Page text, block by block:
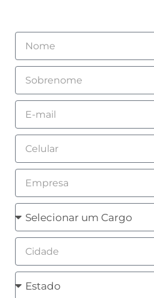
Nome
Sobrenome
Email
Celular
Empresa
Cargo
Cidade
Estado